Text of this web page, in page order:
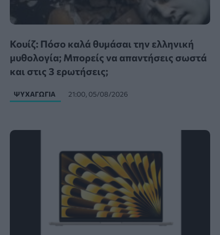
Κουίζ: Πόσο καλά θυμάσαι την ελληνική
μυθολογία; Μπορείς να απαντήσεις σωστά
και στις 3 ερωτήσεις;
ΨΥΧΑΓΩΓΊΑ 21:00, 05/08/2026